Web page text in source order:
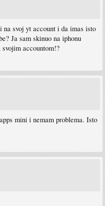
svoj yt account i da imas isto
Ja sam skinuo na iphonu
accountom!?
mini i nemam problema. Isto